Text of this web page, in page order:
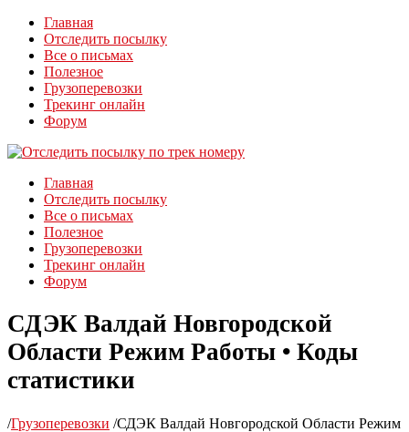
Главная
Отследить посылку
Все о письмах
Полезное
Грузоперевозки
Трекинг онлайн
Форум
Главная
Отследить посылку
Все о письмах
Полезное
Грузоперевозки
Трекинг онлайн
Форум
СДЭК Валдай Новгородской
Области Режим Работы • Коды
статистики
/Грузоперевозки /СДЭК Валдай Новгородской Области Режим